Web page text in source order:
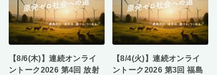
【8/6(木)】連続オンライ
ントーク2026 第4回 放射
【8/4(火)】連続オンライ
ントーク2026 第3回 福島